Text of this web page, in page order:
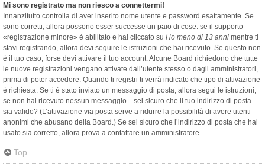
Mi sono registrato ma non riesco a connettermi!
Innanzitutto controlla di aver inserito nome utente e password esattamente. Se
sono corretti, allora possono esser successe un paio di cose: se il supporto
«registrazione minore» è abilitato e hai cliccato su Ho meno di 13 anni mentre ti
stavi registrando, allora devi seguire le istruzioni che hai ricevuto. Se questo non
è il tuo caso, forse devi attivare il tuo account. Alcune Board richiedono che tutte
le nuove registrazioni vengano attivate dall’utente stesso o dagli amministratori,
prima di poter accedere. Quando ti registri ti verrà indicato che tipo di attivazione
è richiesta. Se ti è stato inviato un messaggio di posta, allora segui le istruzioni;
se non hai ricevuto nessun messaggio... sei sicuro che il tuo indirizzo di posta
sia valido? (L’attivazione via posta serve a ridurre la possibilità di avere utenti
anonimi che abusano della Board.) Se sei sicuro che l’indirizzo di posta che hai
usato sia corretto, allora prova a contattare un amministratore.
Top